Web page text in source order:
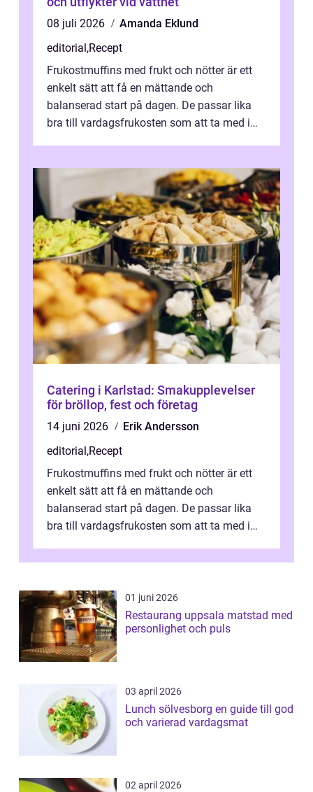
08 juli 2026
Amanda Eklund
editorial,Recept
Frukostmuffins med frukt och nötter är ett
enkelt sätt att få en mättande och
balanserad start på dagen. De passar lika
bra till vardagsfrukosten som att ta med i
Catering i Karlstad: Smakupplevelser
för bröllop, fest och företag
14 juni 2026
Erik Andersson
editorial,Recept
Frukostmuffins med frukt och nötter är ett
enkelt sätt att få en mättande och
balanserad start på dagen. De passar lika
bra till vardagsfrukosten som att ta med i
01 juni 2026
Restaurang uppsala matstad med
personlighet och puls
03 april 2026
Lunch sölvesborg en guide till god
och varierad vardagsmat
02 april 2026